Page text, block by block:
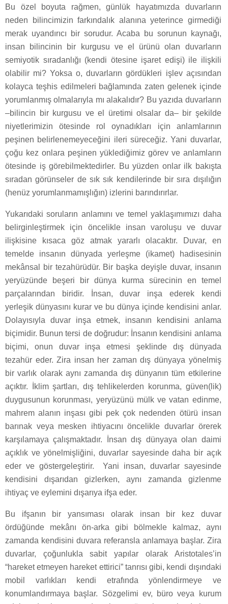
Bu özel boyuta rağmen, günlük hayatımızda duvarların
neden bilincimizin farkındalık alanına yeterince girmediği
merak uyandırıcı bir sorudur. Acaba bu sorunun kaynağı,
insan bilincinin bir kurgusu ve el ürünü olan duvarların
semiyotik sıradanlığı (kendi ötesine işaret edişi) ile ilişkili
olabilir mi? Yoksa o, duvarların gördükleri işlev açısından
kolayca teşhis edilmeleri bağlamında zaten gelenek içinde
yorumlanmış olmalarıyla mı alakalıdır? Bu yazıda duvarların
–bilincin bir kurgusu ve el üretimi olsalar da– bir şekilde
niyetlerimizin ötesinde rol oynadıkları için anlamlarının
peşinen belirlenemeyeceğini ileri süreceğiz. Yani duvarlar,
çoğu kez onlara peşinen yüklediğimiz görev ve anlamların
ötesinde iş görebilmektedirler. Bu yüzden onlar ilk bakışta
sıradan görünseler de sık sık kendilerinde bir sıra dışılığın
(henüz yorumlanmamışlığın) izlerini barındırırlar.
Yukarıdaki soruların anlamını ve temel yaklaşımımızı daha
belirginleştirmek için öncelikle insan varoluşu ve duvar
ilişkisine kısaca göz atmak yararlı olacaktır. Duvar, en
temelde insanın dünyada yerleşme (ikamet) hadisesinin
mekânsal bir tezahürüdür. Bir başka deyişle duvar, insanın
yeryüzünde beşeri bir dünya kurma sürecinin en temel
parçalarından biridir. İnsan, duvar inşa ederek kendi
yerleşik dünyasını kurar ve bu dünya içinde kendisini anlar.
Dolayısıyla duvar inşa etmek, insanın kendisini anlama
biçimidir. Bunun tersi de doğrudur: İnsanın kendisini anlama
biçimi, onun duvar inşa etmesi şeklinde dış dünyada
tezahür eder. Zira insan her zaman dış dünyaya yönelmiş
bir varlık olarak aynı zamanda dış dünyanın tüm etkilerine
açıktır. İklim şartları, dış tehlikelerden korunma, güven(lik)
duygusunun korunması, yeryüzünü mülk ve vatan edinme,
mahrem alanın inşası gibi pek çok nedenden ötürü insan
barınak veya mesken ihtiyacını öncelikle duvarlar örerek
karşılamaya çalışmaktadır. İnsan dış dünyaya olan daimi
açıklık ve yönelmişliğini, duvarlar sayesinde daha bir açık
eder ve göstergeleştirir. Yani insan, duvarlar sayesinde
kendisini dışarıdan gizlerken, aynı zamanda gizlenme
ihtiyaç ve eylemini dışarıya ifşa eder.
Bu ifşanın bir yansıması olarak insan bir kez duvar
ördüğünde mekânı ön-arka gibi bölmekle kalmaz, aynı
zamanda kendisini duvara referansla anlamaya başlar. Zira
duvarlar, çoğunlukla sabit yapılar olarak Aristotales’in
“hareket etmeyen hareket ettirici” tanrısı gibi, kendi dışındaki
mobil varlıkları kendi etrafında yönlendirmeye ve
konumlandırmaya başlar. Sözgelimi ev, büro veya kurum